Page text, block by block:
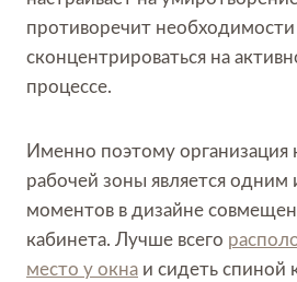
противоречит необходимости
сконцентрироваться на
процессе.
Именно поэтому организация
рабочей зоны является одним
моментов в дизайне
кабинета. Лучше всего
место у окна и сидеть спиной